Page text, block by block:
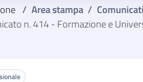
/ Area stampa / Comunicati
n. 414 - Formazione e